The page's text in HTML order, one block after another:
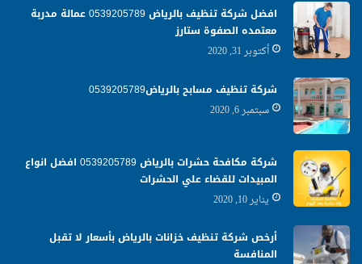
افضل شركة تنظيف بالرياض 0539205789 عمالة مدربة
معتمده الصفوة ستارز
أكتوبر 31, 2020
شركة تنظيف مسابح بالرياض0539205789
سبتمبر 6, 2020
شركة مكافحة حشرات بالرياض 0539205789 افضل انواع
المبيدات للقضاء علي الحشرات
يناير 10, 2020
أرخص شركة تنظيف خزانات بالرياض بأسعار لا تقبل
المنافسة